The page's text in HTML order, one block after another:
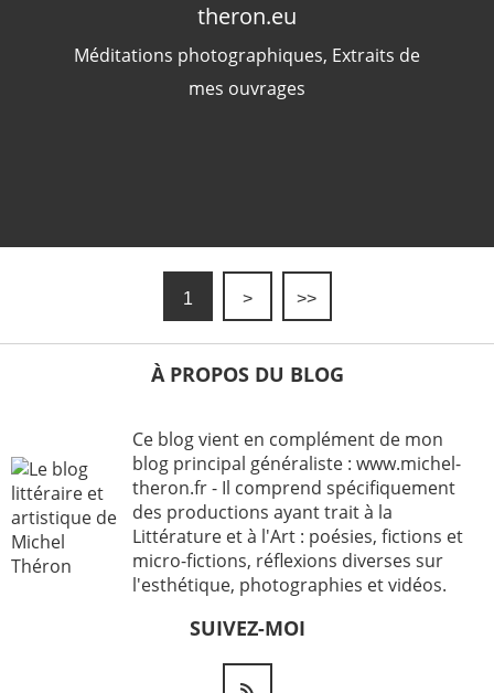
theron.eu
Méditations photographiques, Extraits de
mes ouvrages
1 > >>
À PROPOS DU BLOG
Ce blog vient en complément de mon
blog principal généraliste : www.michel-
theron.fr - Il comprend spécifiquement
des productions ayant trait à la
Littérature et à l'Art : poésies, fictions et
micro-fictions, réflexions diverses sur
l'esthétique, photographies et vidéos.
SUIVEZ-MOI